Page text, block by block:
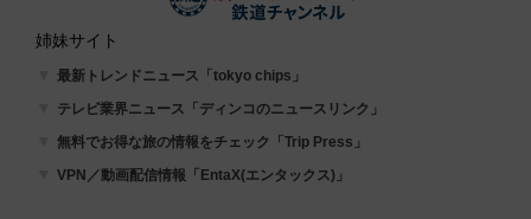
姉妹サイト
最新トレンドニュース「tokyo chips」
テレビ業界ニュース「ディンコのニュースリンク」
無料でお得な旅の情報をチェック「Trip Press」
VPN／動画配信情報「EntaX(エンタックス)」